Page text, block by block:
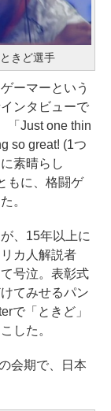
きど選手
ーマーという
ンタビューで
「Just one thin
so great! (1つ
素晴らし
もに、格闘ゲ
。
、15年以上に
カ人解説者
号泣。表彰式
てみせるパン
で「ときど」
した。
会期で、日本